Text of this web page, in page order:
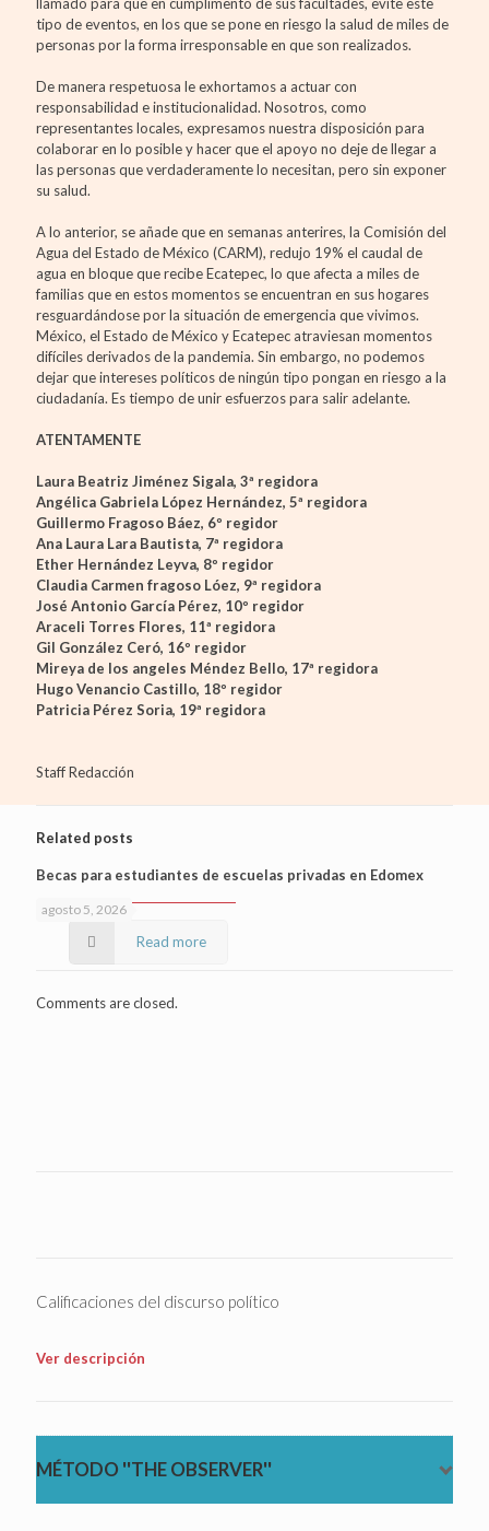
tipo de eventos, en los que se pone en riesgo la salud de miles de
personas por la forma irresponsable en que son realizados.
De manera respetuosa le exhortamos a actuar con
responsabilidad e institucionalidad. Nosotros, como
representantes locales, expresamos nuestra disposición para
colaborar en lo posible y hacer que el apoyo no deje de llegar a
las personas que verdaderamente lo necesitan, pero sin exponer
su salud.
A lo anterior, se añade que en semanas anterires, la Comisión del
Agua del Estado de México (CARM), redujo 19% el caudal de
agua en bloque que recibe Ecatepec, lo que afecta a miles de
familias que en estos momentos se encuentran en sus hogares
resguardándose por la situación de emergencia que vivimos.
México, el Estado de México y Ecatepec atraviesan momentos
difíciles derivados de la pandemia. Sin embargo, no podemos
dejar que intereses políticos de ningún tipo pongan en riesgo a la
ciudadanía. Es tiempo de unir esfuerzos para salir adelante.
ATENTAMENTE
Laura Beatriz Jiménez Sigala, 3ª regidora
Angélica Gabriela López Hernández, 5ª regidora
Guillermo Fragoso Báez, 6º regidor
Ana Laura Lara Bautista, 7ª regidora
Ether Hernández Leyva, 8º regidor
Claudia Carmen fragoso Lóez, 9ª regidora
José Antonio García Pérez, 10º regidor
Araceli Torres Flores, 11ª regidora
Gil González Ceró, 16º regidor
Mireya de los angeles Méndez Bello, 17ª regidora
Hugo Venancio Castillo, 18º regidor
Patricia Pérez Soria, 19ª regidora
Staff Redacción
Related posts
agosto 5, 2026
Becas para estudiantes de escuelas privadas en Edomex
Read more
Comments are closed.
Calificaciones del discurso político
Ver descripción
MÉTODO ''THE OBSERVER''